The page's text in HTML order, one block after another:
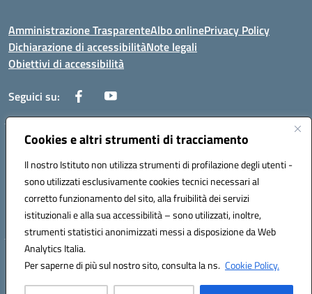
Cookies e altri strumenti di tracciamento
Il nostro Istituto non utilizza strumenti di profilazione degli utenti -
sono utilizzati esclusivamente cookies tecnici necessari al
corretto funzionamento del sito, alla fruibilità dei servizi
istituzionali e alla sua accessibilità – sono utilizzati, inoltre,
strumenti statistici anonimizzati messi a disposizione da Web
Analytics Italia.
Per saperne di più sul nostro sito, consulta la ns. Cookie Policy.
Amministrazione TrasparenteAlbo onlinePrivacy Policy
Dichiarazione di accessibilitàNote legali
Obiettivi di accessibilità
Seguici su:
Corso Roma, 1 71100 FOGGIA (FG)
Codice meccanografico: FGPM03000E
Mail: FGPM03000E@istruzione.it - PEC:
FGPM03000E@pec.istruzione.it
Codice fiscale: 80002240713
Hosting & Powered by 3D Solution S.r.l.
Concept & Design by Designers Italia